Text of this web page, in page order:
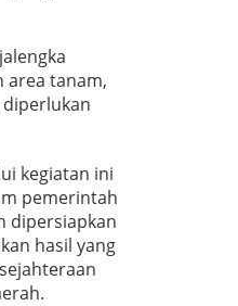
area tanam,
kegiatan ini
pemerintah
dipersiapkan
hasil yang